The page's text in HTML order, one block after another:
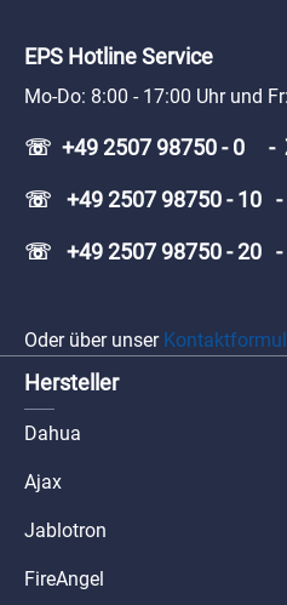
EPS Hotline Service
Mo-Do: 8:00 - 17:00 Uhr und
☏ +49 2507 98750 - 0 -
☏ +49 2507 98750 - 10 -
☏ +49 2507 98750 - 20 -
Oder über unser
Hersteller
Dahua
Ajax
Jablotron
FireAngel